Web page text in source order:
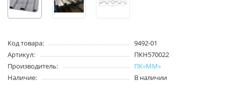
Код товара:
9492-01
Артикул:
ПКН570022
Производитель:
ПК«ММ»
Наличие:
В наличии